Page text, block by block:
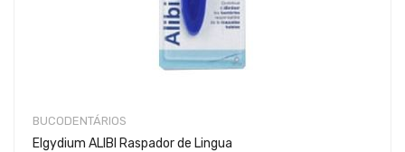
BUCODENTÁRIOS
Elgydium ALIBI Raspador de Lingua